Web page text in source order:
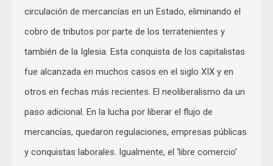
circulación de mercancías en un Estado, eliminando el
cobro de tributos por parte de los terratenientes y
también de la Iglesia. Esta conquista de los capitalistas
fue alcanzada en muchos casos en el siglo XIX y en
otros en fechas más recientes. El neoliberalismo da un
paso adicional. En la lucha por liberar el flujo de
mercancías, quedaron regulaciones, empresas públicas
y conquistas laborales. Igualmente, el ‘libre comercio’